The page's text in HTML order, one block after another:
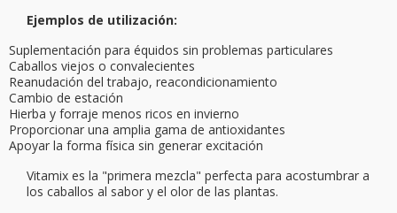
Ejemplos de utilización:
Suplementación para équidos sin problemas particulares
Caballos viejos o convalecientes
Reanudación del trabajo, reacondicionamiento
Cambio de estación
Hierba y forraje menos ricos en invierno
Proporcionar una amplia gama de antioxidantes
Apoyar la forma física sin generar excitación
Vitamix es la "primera mezcla" perfecta para acostumbrar a
los caballos al sabor y el olor de las plantas.